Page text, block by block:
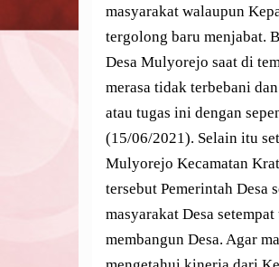
masyarakat walaupun
tergolong baru menjabat.
Desa Mulyorejo saat di
merasa tidak terbebani
atau tugas ini dengan
(15/06/2021). Selain itu
Mulyorejo Kecamatan
tersebut Pemerintah Desa
masyarakat Desa
membangun Desa. Agar